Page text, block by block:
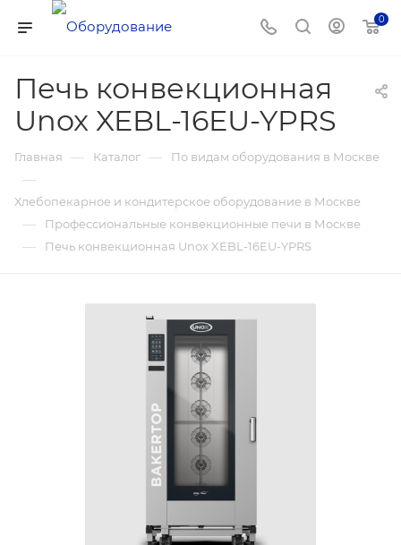
0
Печь конвекционная
Unox XEBL-16EU-YPRS
Главная — Каталог — По видам оборудования в Москве
—
Хлебопекарное и кондитерское оборудование в Москве
— Профессиональные конвекционные печи в Москве
— Печь конвекционная Unox XEBL-16EU-YPRS